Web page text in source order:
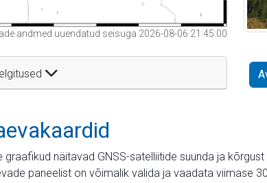
andmed uuendatud seisuga 2026-08-06 21:45:00
graafikud näitavad GNSS-satelliitide suunda ja
paneelist on võimalik valida ja vaadata viimase